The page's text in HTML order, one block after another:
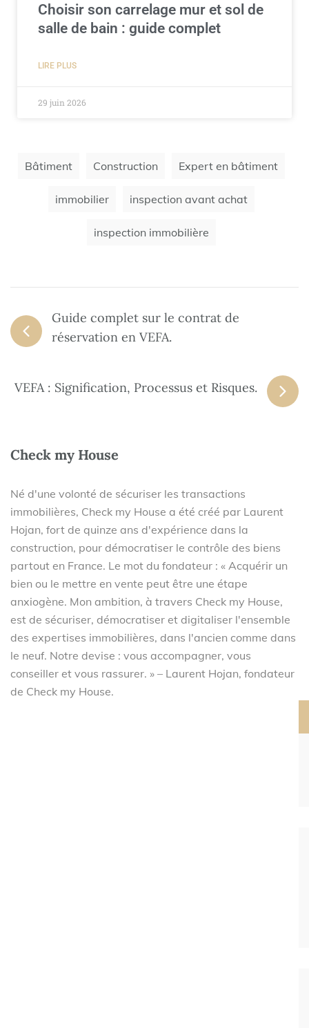
Choisir son carrelage mur et sol de
salle de bain : guide complet
LIRE PLUS
29 juin 2026
Bâtiment Construction Expert en bâtiment
immobilier inspection avant achat
inspection immobilière
Guide complet sur le contrat de
réservation en VEFA.
VEFA : Signification, Processus et Risques.
Check my House
Né d'une volonté de sécuriser les transactions
immobilières, Check my House a été créé par Laurent
Hojan, fort de quinze ans d'expérience dans la
construction, pour démocratiser le contrôle des biens
partout en France. Le mot du fondateur : « Acquérir un
bien ou le mettre en vente peut être une étape
anxiogène. Mon ambition, à travers Check my House,
est de sécuriser, démocratiser et digitaliser l'ensemble
des expertises immobilières, dans l'ancien comme dans
le neuf. Notre devise : vous accompagner, vous
conseiller et vous rassurer. » – Laurent Hojan, fondateur
de Check my House.